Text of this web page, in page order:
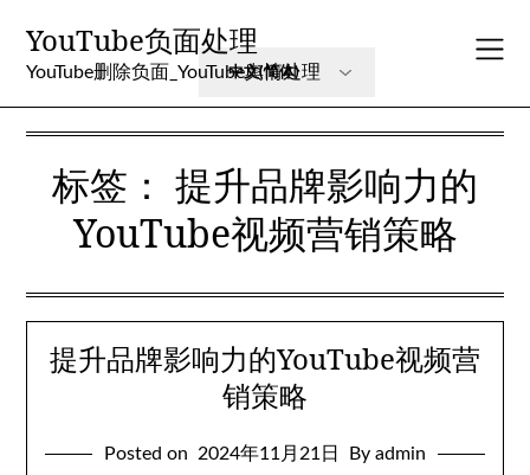
content
YouTube负面处理
YouTube删除负面_YouTube舆情处理
标签： 提升品牌影响力的
YouTube视频营销策略
提升品牌影响力的YouTube视频营
销策略
Posted on 2024年11月21日 By admin